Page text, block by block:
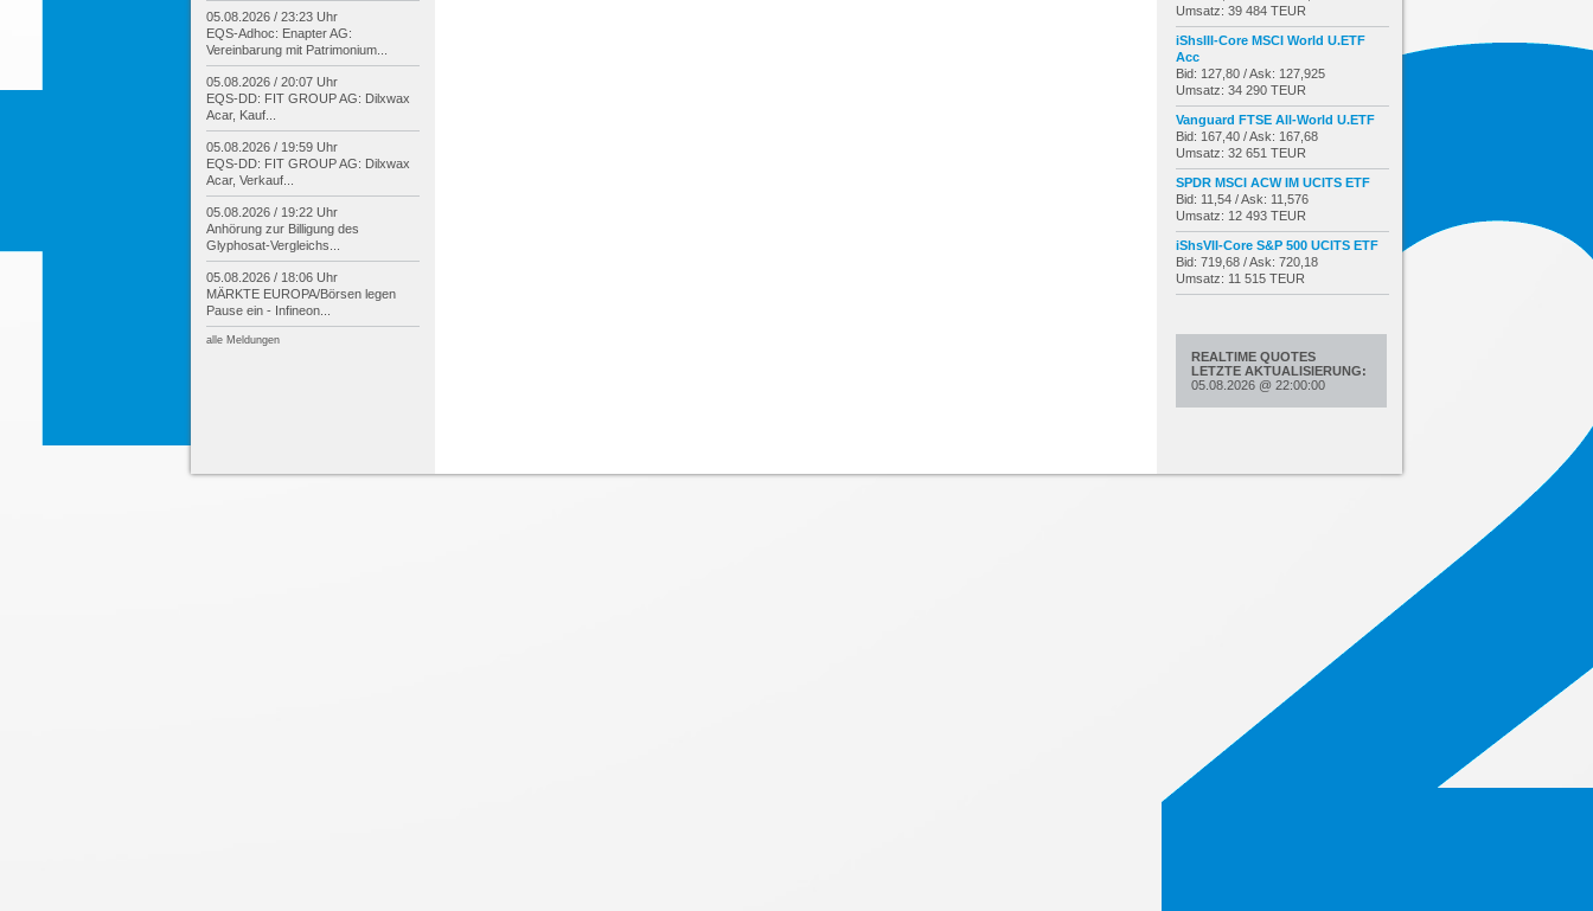
05.08.2026 / 23:23 Uhr
EQS-Adhoc: Enapter AG:
Vereinbarung mit Patrimonium...
05.08.2026 / 20:07 Uhr
EQS-DD: FIT GROUP AG: Dilxwax
Acar, Kauf...
05.08.2026 / 19:59 Uhr
EQS-DD: FIT GROUP AG: Dilxwax
Acar, Verkauf...
05.08.2026 / 19:22 Uhr
Anhörung zur Billigung des
Glyphosat-Vergleichs...
05.08.2026 / 18:06 Uhr
MÄRKTE EUROPA/Börsen legen
Pause ein - Infineon...
alle Meldungen
Umsatz: 39 484 TEUR
iShsIII-Core MSCI World U.ETF
Acc
Bid: 127,80 / Ask: 127,925
Umsatz: 34 290 TEUR
Vanguard FTSE All-World U.ETF
Bid: 167,40 / Ask: 167,68
Umsatz: 32 651 TEUR
SPDR MSCI ACW IM UCITS ETF
Bid: 11,54 / Ask: 11,576
Umsatz: 12 493 TEUR
iShsVII-Core S&P 500 UCITS ETF
Bid: 719,68 / Ask: 720,18
Umsatz: 11 515 TEUR
REALTIME QUOTES
LETZTE AKTUALISIERUNG:
05.08.2026 @ 22:00:00